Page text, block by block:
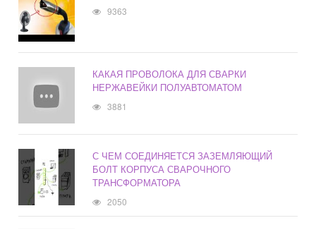
9363
КАКАЯ ПРОВОЛОКА ДЛЯ СВАРКИ
НЕРЖАВЕЙКИ ПОЛУАВТОМАТОМ
3881
С ЧЕМ СОЕДИНЯЕТСЯ ЗАЗЕМЛЯЮЩИЙ
БОЛТ КОРПУСА СВАРОЧНОГО
ТРАНСФОРМАТОРА
2050